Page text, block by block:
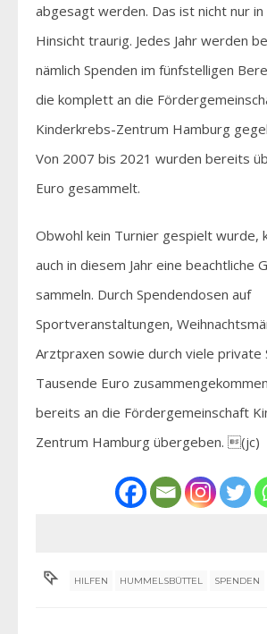
abgesagt werden. Das ist nicht nur
Hinsicht traurig. Jedes Jahr werden
nämlich Spenden im fünfstelligen
die komplett an die
Kinderkrebs-Zentrum Hamburg
Von 2007 bis 2021 wurden bereits
Euro gesammelt.
Obwohl kein Turnier gespielt wurde,
auch in diesem Jahr eine beachtliche
sammeln. Durch Spendendosen auf
Sportveranstaltungen,
Arztpraxen sowie durch viele private
Tausende Euro
bereits an die Fördergemeinschaft
Zentrum Hamburg übergeben. (jc)
HILFEN HUMMELSBÜTTEL SPENDEN